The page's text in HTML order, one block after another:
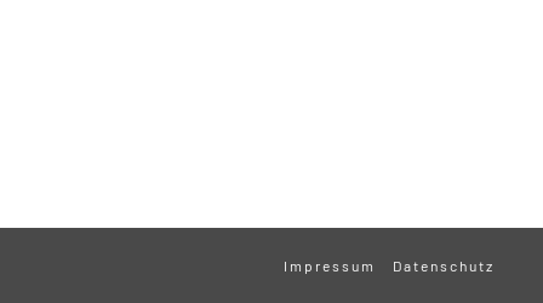
Impressum Datenschutz